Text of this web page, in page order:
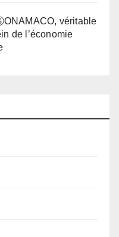
véritable
de l’économie